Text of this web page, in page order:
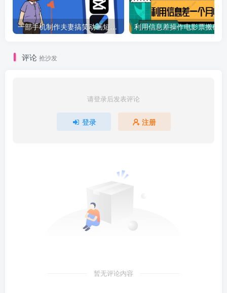
一部手机制作夫妻搞笑动画短视频教程，零基础也能快速上手
评论 抢沙发
请登录后发表评论
登录 注册
暂无评论内容